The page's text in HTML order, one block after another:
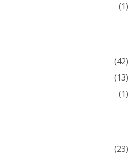
(1)
(42)
(13)
(1)
(23)